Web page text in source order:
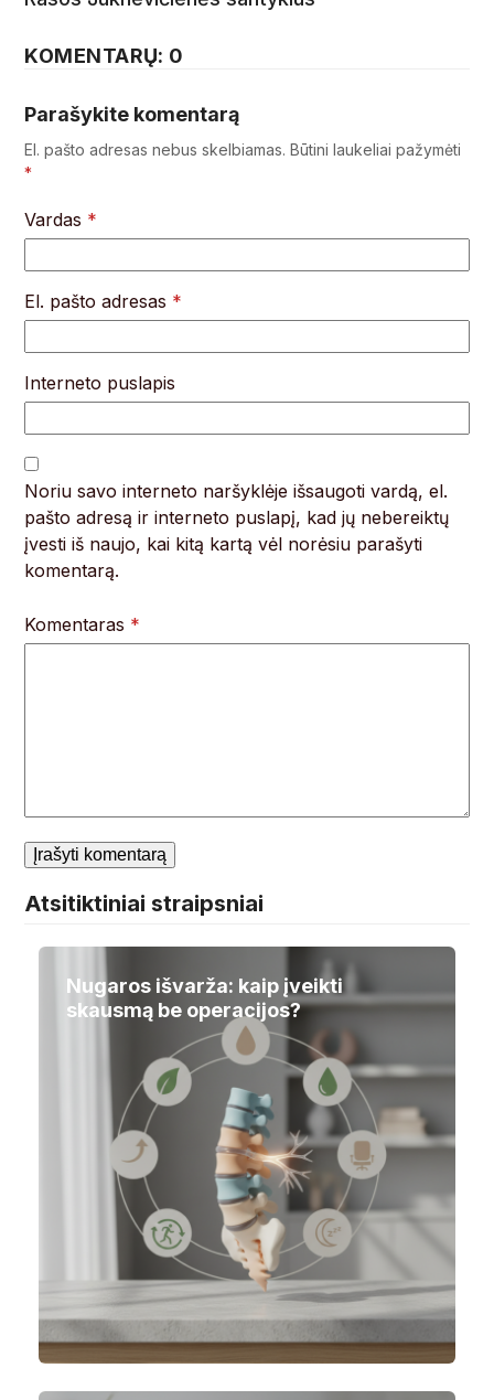
KOMENTARŲ: 0
Parašykite komentarą
El. pašto adresas nebus skelbiamas. Būtini laukeliai pažymėti
*
Vardas *
El. pašto adresas *
Interneto puslapis
Noriu savo interneto naršyklėje išsaugoti vardą, el.
pašto adresą ir interneto puslapį, kad jų nebereiktų
įvesti iš naujo, kai kitą kartą vėl norėsiu parašyti
komentarą.
Komentaras *
Atsitiktiniai straipsniai
Nugaros išvarža: kaip įveikti
skausmą be operacijos?